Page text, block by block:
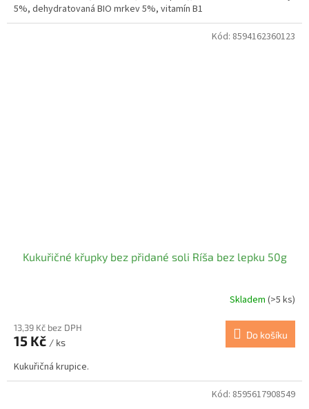
5%, dehydratovaná BIO mrkev 5%, vitamín B1
Kukuřičné křupky bez přidané soli Ríša bez lepku 50g
Skladem (>5 ks)
13,39 Kč bez DPH
15 Kč / ks
Do košíku
Kukuřičná krupice.
Kód: 8594162360123
Kód: 8595617908549